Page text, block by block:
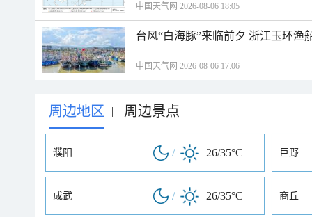
中国天气网 2026-08-06 18:05
台风“白海豚”来临前夕 浙江玉环渔
中国天气网 2026-08-06 17:06
周边地区 | 周边景点
濮阳 / 26/35°C 巨野
成武 / 26/35°C 商丘